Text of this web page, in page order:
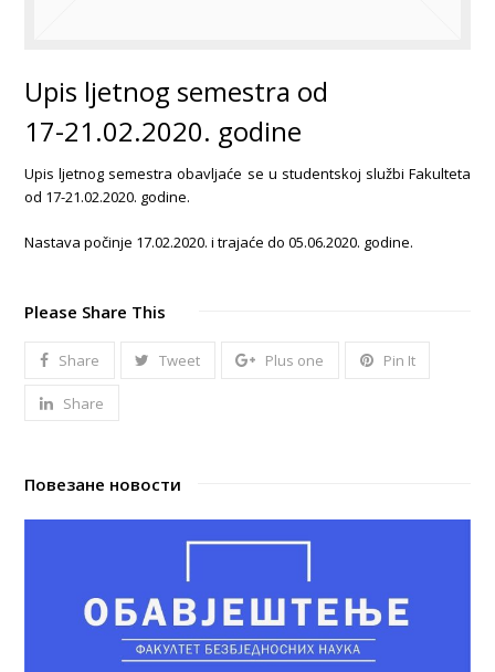
Upis ljetnog semestra od
17-21.02.2020. godine
Upis ljetnog semestra obavljaće se u studentskoj službi Fakulteta
od 17-21.02.2020. godine.
Nastava počinje 17.02.2020. i trajaće do 05.06.2020. godine.
Please Share This
Share Tweet Plus one Pin It
Share
Повезане новости